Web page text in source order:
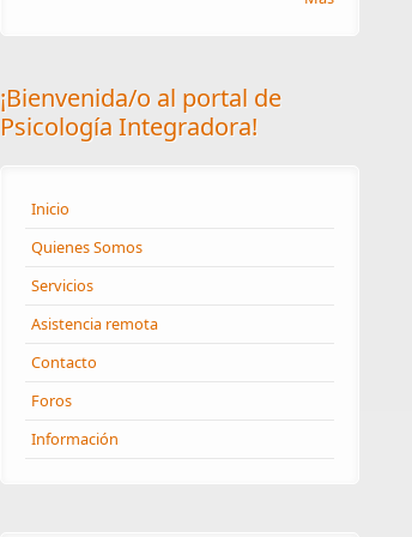
¡Bienvenida/o al portal de
Psicología Integradora!
Inicio
Quienes Somos
Servicios
Asistencia remota
Contacto
Foros
Información